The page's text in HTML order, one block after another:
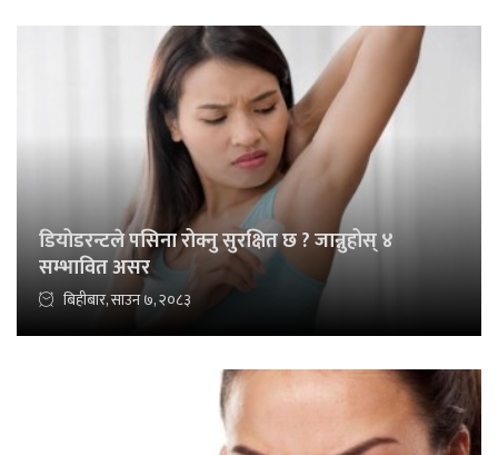
डियोडरन्टले पसिना रोक्नु सुरक्षित छ ? जान्नुहोस् ४
सम्भावित असर
बिहीबार, साउन ७, २०८३